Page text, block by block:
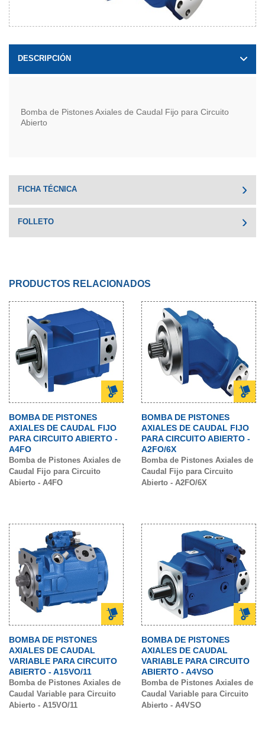
DESCRIPCIÓN
Bomba de Pistones Axiales de Caudal Fijo para Circuito
Abierto
FICHA TÉCNICA
FOLLETO
PRODUCTOS RELACIONADOS
BOMBA DE PISTONES
AXIALES DE CAUDAL FIJO
PARA CIRCUITO ABIERTO -
A4FO
Bomba de Pistones Axiales de
Caudal Fijo para Circuito
Abierto - A4FO
BOMBA DE PISTONES
AXIALES DE CAUDAL FIJO
PARA CIRCUITO ABIERTO -
A2FO/6X
Bomba de Pistones Axiales de
Caudal Fijo para Circuito
Abierto - A2FO/6X
BOMBA DE PISTONES
AXIALES DE CAUDAL
VARIABLE PARA CIRCUITO
ABIERTO - A15VO/11
Bomba de Pistones Axiales de
Caudal Variable para Circuito
Abierto - A15VO/11
BOMBA DE PISTONES
AXIALES DE CAUDAL
VARIABLE PARA CIRCUITO
ABIERTO - A4VSO
Bomba de Pistones Axiales de
Caudal Variable para Circuito
Abierto - A4VSO